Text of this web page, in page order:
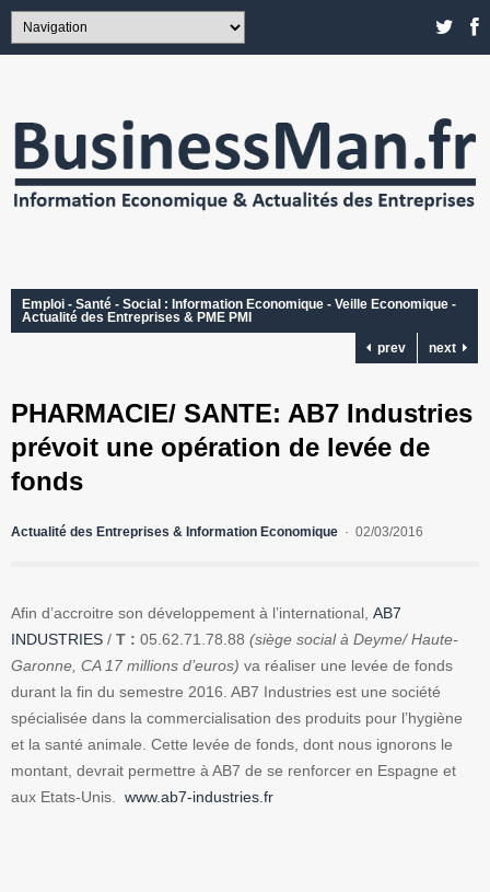
Emploi - Santé - Social : Information Economique - Veille Economique -
Actualité des Entreprises & PME PMI
prev
next
PHARMACIE/ SANTE: AB7 Industries
prévoit une opération de levée de
fonds
Actualité des Entreprises & Information Economique 02/03/2016
Afin d’accroitre son développement à l’international, AB7
INDUSTRIES / T : 05.62.71.78.88 (siège social à Deyme/ Haute-
Garonne, CA 17 millions d’euros) va réaliser une levée de fonds
durant la fin du semestre 2016. AB7 Industries est une société
spécialisée dans la commercialisation des produits pour l’hygiène
et la santé animale. Cette levée de fonds, dont nous ignorons le
montant, devrait permettre à AB7 de se renforcer en Espagne et
aux Etats-Unis. www.ab7-industries.fr